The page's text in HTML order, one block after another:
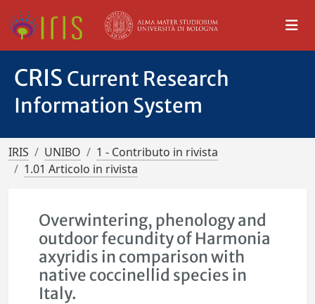
CRIS Current Research
Information System
IRIS UNIBO
1 - Contributo in rivista
1.01 Articolo in rivista
Overwintering, phenology and
outdoor fecundity of Harmonia
axyridis in comparison with
native coccinellid species in
Italy.